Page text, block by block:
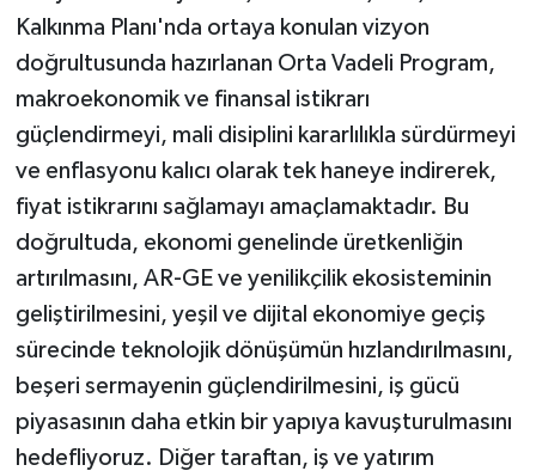
Kalkınma Planı'nda ortaya konulan vizyon
doğrultusunda hazırlanan Orta Vadeli Program,
makroekonomik ve finansal istikrarı
güçlendirmeyi, mali disiplini kararlılıkla sürdürmeyi
ve enflasyonu kalıcı olarak tek haneye indirerek,
fiyat istikrarını sağlamayı amaçlamaktadır. Bu
doğrultuda, ekonomi genelinde üretkenliğin
artırılmasını, AR-GE ve yenilikçilik ekosisteminin
geliştirilmesini, yeşil ve dijital ekonomiye geçiş
sürecinde teknolojik dönüşümün hızlandırılmasını,
beşeri sermayenin güçlendirilmesini, iş gücü
piyasasının daha etkin bir yapıya kavuşturulmasını
hedefliyoruz. Diğer taraftan, iş ve yatırım